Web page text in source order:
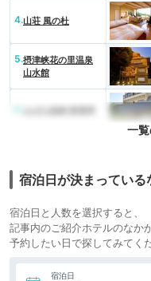
4.山荘 風の杜
5.摂津峡花の里温泉
山水館
一
宿泊日が決まってい
宿泊日と人数を選択すると、
記事内のご紹介ホテルのなか
予約したい日で探してみてく
宿泊日